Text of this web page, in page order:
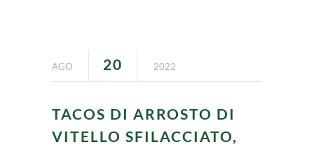
AGO 20 2022
TACOS DI ARROSTO DI
VITELLO SFILACCIATO,